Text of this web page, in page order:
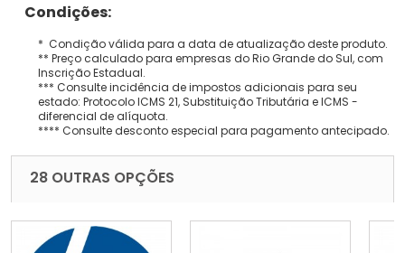
Condições:
* Condição válida para a data de atualização deste produto.
** Preço calculado para empresas do Rio Grande do Sul, com
Inscrição Estadual.
*** Consulte incidência de impostos adicionais para seu
estado: Protocolo ICMS 21, Substituição Tributária e ICMS -
diferencial de alíquota.
**** Consulte desconto especial para pagamento antecipado.
28 OUTRAS OPÇÕES